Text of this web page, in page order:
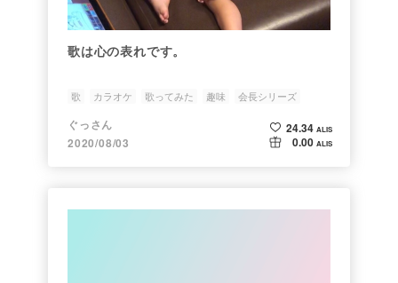
歌は心の表れです。
歌 カラオケ 歌ってみた 趣味 会長シリーズ
ぐっさん
2020/08/03
24.34 ALIS
0.00 ALIS